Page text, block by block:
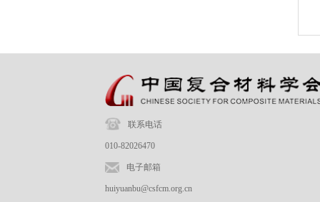
联系电话
010-82026470
电子邮箱
huiyuanbu@csfcm.org.cn